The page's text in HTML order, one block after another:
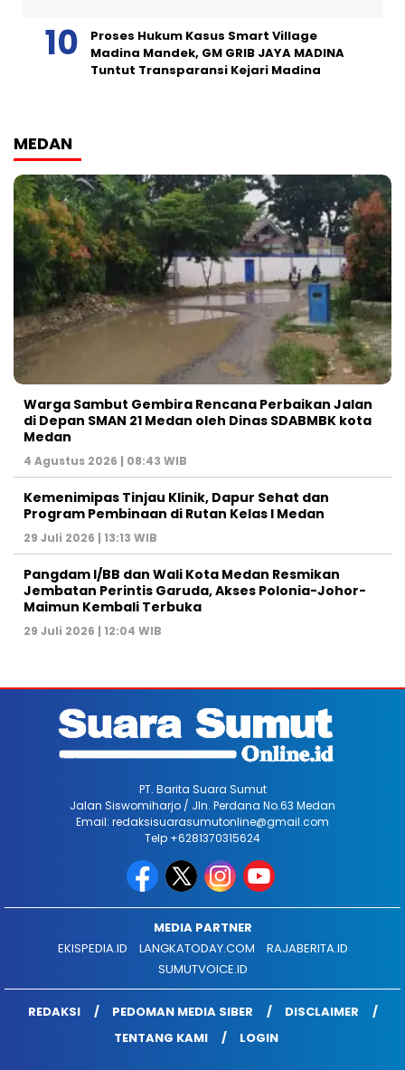
Proses Hukum Kasus Smart Village
Madina Mandek, GM GRIB JAYA MADINA
Tuntut Transparansi Kejari Madina
MEDAN
Warga Sambut Gembira Rencana Perbaikan Jalan
di Depan SMAN 21 Medan oleh Dinas SDABMBK kota
Medan
4 Agustus 2026 | 08:43 WIB
Kemenimipas Tinjau Klinik, Dapur Sehat dan
Program Pembinaan di Rutan Kelas I Medan
29 Juli 2026 | 13:13 WIB
Pangdam I/BB dan Wali Kota Medan Resmikan
Jembatan Perintis Garuda, Akses Polonia-Johor-
Maimun Kembali Terbuka
29 Juli 2026 | 12:04 WIB
PT. Barita Suara Sumut
Jalan Siswomiharjo / Jln. Perdana No.63 Medan
Email: redaksisuarasumutonline@gmail.com
Telp +6281370315624
MEDIA PARTNER
EKISPEDIA.ID
LANGKATODAY.COM
RAJABERITA.ID
SUMUTVOICE.ID
REDAKSI PEDOMAN MEDIA SIBER
DISCLAIMER
TENTANG KAMI
LOGIN